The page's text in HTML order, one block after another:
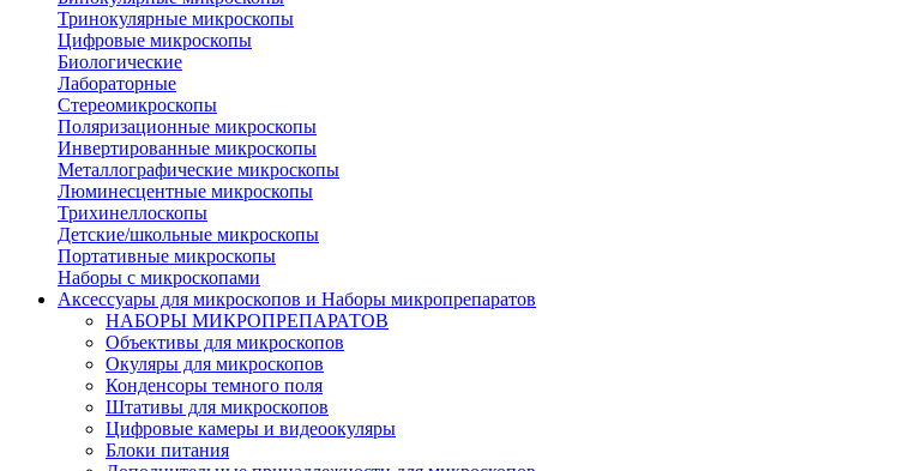
Тринокулярные микроскопы
Цифровые микроскопы
Биологические
Лабораторные
Стереомикроскопы
Поляризационные микроскопы
Инвертированные микроскопы
Металлографические микроскопы
Люминесцентные микроскопы
Трихинеллоскопы
Детские/школьные микроскопы
Портативные микроскопы
Наборы с микроскопами
Аксессуары для микроскопов и Наборы микропрепаратов
НАБОРЫ МИКРОПРЕПАРАТОВ
Объективы для микроскопов
Окуляры для микроскопов
Конденсоры темного поля
Штативы для микроскопов
Цифровые камеры и видеоокуляры
Блоки питания